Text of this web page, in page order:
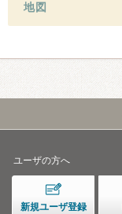
地図
ユーザの方へ
新規ユーザ登録